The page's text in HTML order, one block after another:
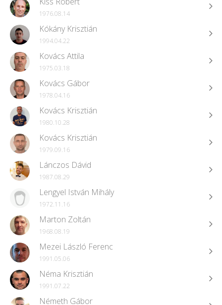
1976.08.14
Kókány Krisztián
1994.04.22
Kovács Attila
1975.03.18
Kovács Gábor
1978.04.16
Kovács Krisztián
1980.10.28
Kovács Krisztián
1979.09.16
Lánczos Dávid
1987.08.29
Lengyel István Mihály
1972.11.16
Marton Zoltán
1968.08.19
Mezei László Ferenc
1991.05.06
Néma Krisztián
1991.07.22
Németh Gábor